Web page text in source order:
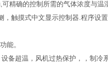
精确的控制所需的气体浓度与温
触摸式中文显示控制器.程序设
能。
备超温，风机过热保护，，制